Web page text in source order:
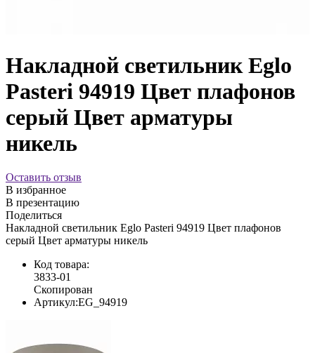
Накладной светильник Eglo
Pasteri 94919 Цвет плафонов
серый Цвет арматуры
никель
Оставить отзыв
В избранное
В презентацию
Поделиться
Накладной светильник Eglo Pasteri 94919 Цвет плафонов
серый Цвет арматуры никель
Код товара:
3833-01
Скопирован
Артикул:EG_94919